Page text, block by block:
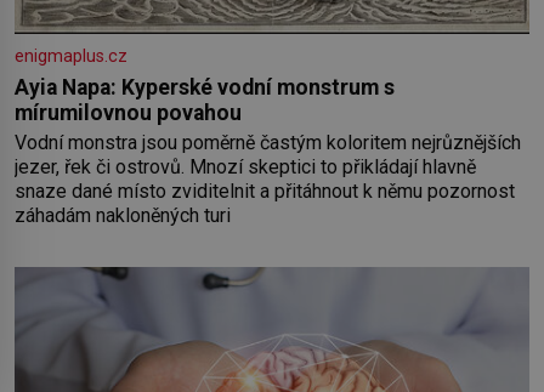
enigmaplus.cz
Ayia Napa: Kyperské vodní monstrum s
mírumilovnou povahou
Vodní monstra jsou poměrně častým koloritem nejrůznějších
jezer, řek či ostrovů. Mnozí skeptici to přikládají hlavně
snaze dané místo zviditelnit a přitáhnout k němu pozornost
záhadám nakloněných turi